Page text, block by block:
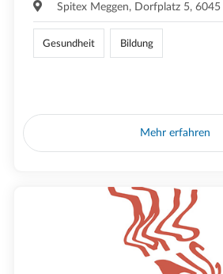
Spitex Meggen, Dorfplatz 5, 6045
Gesundheit Bildung
Mehr erfahren